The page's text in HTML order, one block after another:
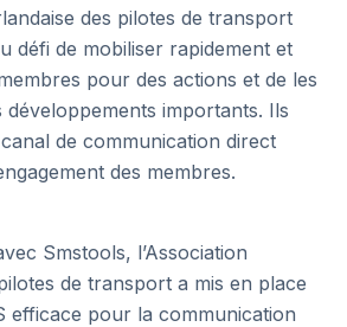
des pilotes de transport
défi de mobiliser rapidement et
pour des actions et de les
importants. Ils
de communication direct
des membres.
Smstools, l’Association
de transport a mis en place
efficace pour la communication